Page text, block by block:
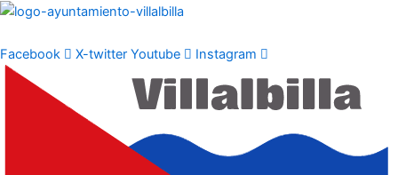
Ir
contenido
Facebook X-twitter Youtube Instagram